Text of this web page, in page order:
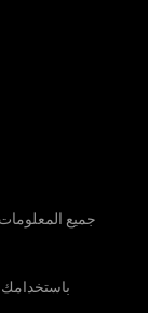
جميع
باستخدامك